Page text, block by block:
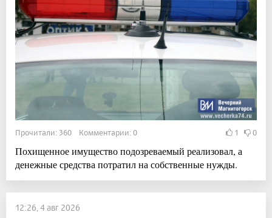
Прочитали: 360 Комментарии: 0 1 0
Похищенное имущество подозреваемый реализовал, а
денежные средства потратил на собственные нужды.
12:26, 4 авг 2026